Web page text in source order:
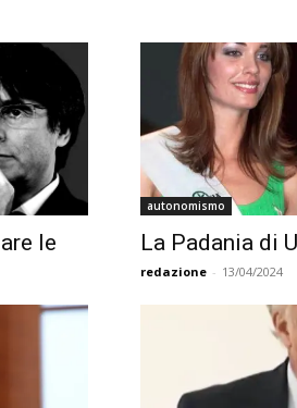
le
autonomismo
La Padania di
redazione - 13/04/2024